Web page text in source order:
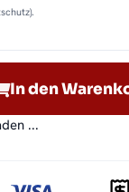
In den
...